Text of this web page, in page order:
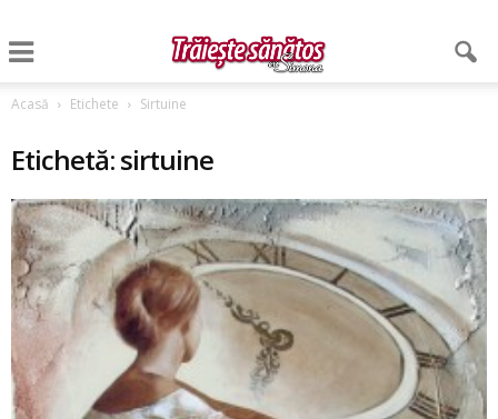
Acasă Etichete Sirtuine
Etichetă: sirtuine